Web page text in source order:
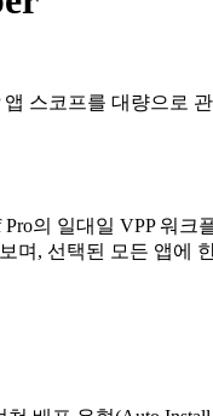
앱 스코프를 대량으로
Pro의 일대일 VPP 워
며, 선택된 모든 앱에